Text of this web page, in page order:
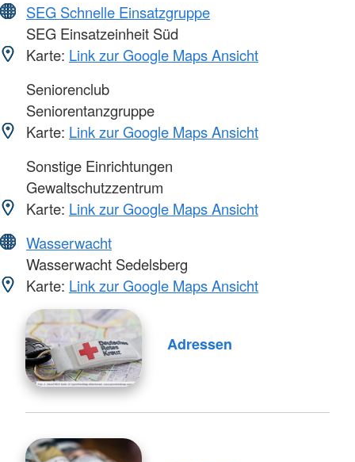
SEG Schnelle Einsatzgruppe
SEG Einsatzeinheit Süd
Karte: Link zur Google Maps Ansicht
Seniorenclub
Seniorentanzgruppe
Karte: Link zur Google Maps Ansicht
Sonstige Einrichtungen
Gewaltschutzzentrum
Karte: Link zur Google Maps Ansicht
Wasserwacht
Wasserwacht Sedelsberg
Karte: Link zur Google Maps Ansicht
Adressen